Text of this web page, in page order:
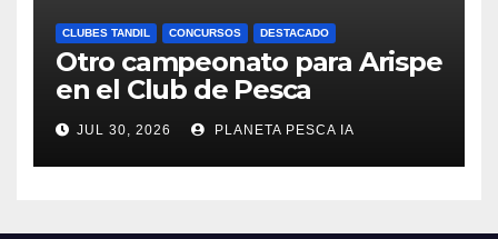
CLUBES TANDIL CONCURSOS DESTACADO
Otro campeonato para Arispe
en el Club de Pesca
JUL 30, 2026 PLANETA PESCA IA